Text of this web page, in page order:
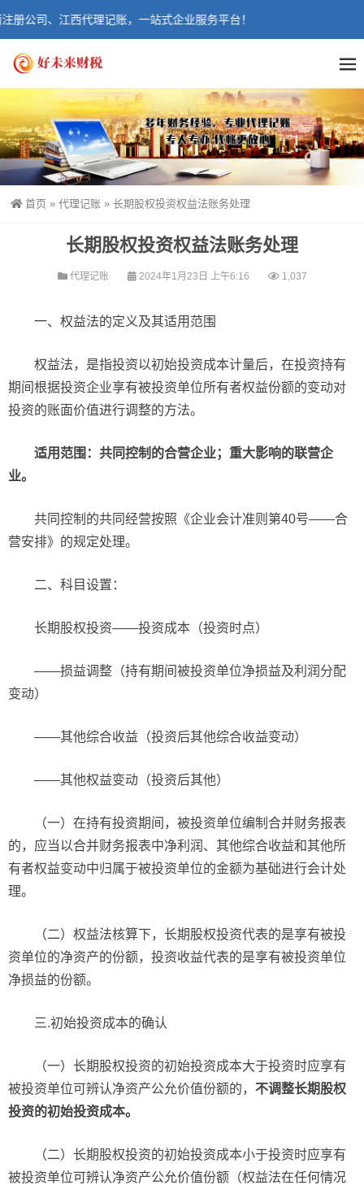
司、江西代理记账，一站式企业服务平台！
首页 » 代理记账 » 长期股权投资权益法账务处理
长期股权投资权益法账务处理
代理记账 2024年1月23日 上午6:16 1,037
一、权益法的定义及其适用范围
权益法，是指投资以初始投资成本计量后，在投资持有
期间根据投资企业享有被投资单位所有者权益份额的变动对
投资的账面价值进行调整的方法。
适用范围：共同控制的合营企业；重大影响的联营企
业。
共同控制的共同经营按照《企业会计准则第40号——合
营安排》的规定处理。
二、科目设置：
长期股权投资——投资成本（投资时点）
——损益调整（持有期间被投资单位净损益及利润分配
变动）
——其他综合收益（投资后其他综合收益变动）
——其他权益变动（投资后其他）
（一）在持有投资期间，被投资单位编制合并财务报表
的，应当以合并财务报表中净利润、其他综合收益和其他所
有者权益变动中归属于被投资单位的金额为基础进行会计处
理。
（二）权益法核算下，长期股权投资代表的是享有被投
资单位的净资产的份额，投资收益代表的是享有被投资单位
净损益的份额。
三.初始投资成本的确认
（一）长期股权投资的初始投资成本大于投资时应享有
被投资单位可辨认净资产公允价值份额的， 不调整长期股权
投资的初始投资成本。
（二）长期股权投资的初始投资成本小于投资时应享有
被投资单位可辨认净资产公允价值份额（权益法在任何情况